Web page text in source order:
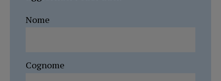
Nome
Cognome